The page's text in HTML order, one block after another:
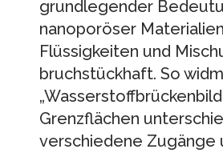
grundlegender
nanoporöser
Flüssigkeiten und
bruchstückhaft. So
Grenzflächen
verschiedene Zugänge